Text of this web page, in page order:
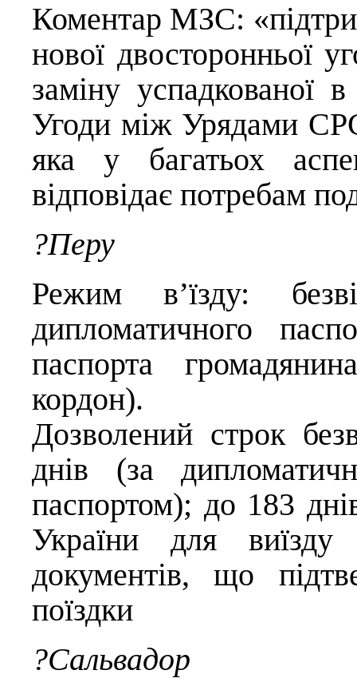
Коментар МЗС:
нової двосторонньої
заміну успадкованої
Угоди між Урядами
яка у багатьох
відповідає потребам
?Перу
Режим в’їзду:
дипломатичного
паспорта
кордон).
Дозволений строк
днів (за
паспортом); до 183
України для
документів, що
поїздки
?Сальвадор